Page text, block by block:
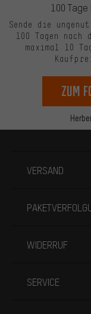
100
Sende die
100 Tagen nach
maximal 10
zum
VERSAND
WIDERRUF
SERVICE